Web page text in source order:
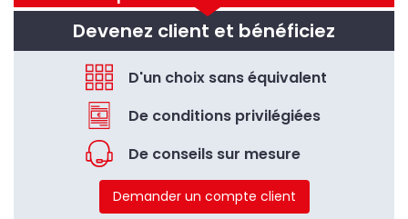
Devenez client et bénéficiez
D'un choix sans équivalent
De conditions privilégiées
De conseils sur mesure
Demander un compte client